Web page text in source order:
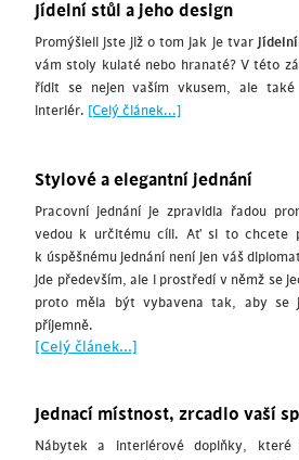
Jídelní stůl a jeho design
Promýšleli jste již o tom jak je tvar
vám stoly kulaté nebo hranaté? V této
řídit se nejen vaším vkusem, ale
interiér. [Celý článek...]
Stylové a elegantní jednání
Pracovní jednání je zpravidla řadou
vedou k určitému cíli. Ať si to chcete
k úspěšnému jednání není jen váš
jde především, ale i prostředí v němž se
proto měla být vybavena tak, aby se
příjemně.
[Celý článek...]
Jednací místnost, zrcadlo vaší
Nábytek a interiérové doplňky, které